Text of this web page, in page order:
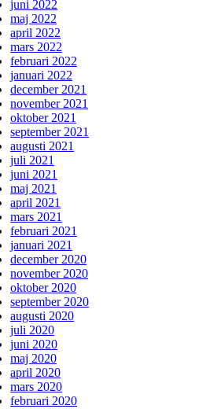
juni 2022
maj 2022
april 2022
mars 2022
februari 2022
januari 2022
december 2021
november 2021
oktober 2021
september 2021
augusti 2021
juli 2021
juni 2021
maj 2021
april 2021
mars 2021
februari 2021
januari 2021
december 2020
november 2020
oktober 2020
september 2020
augusti 2020
juli 2020
juni 2020
maj 2020
april 2020
mars 2020
februari 2020